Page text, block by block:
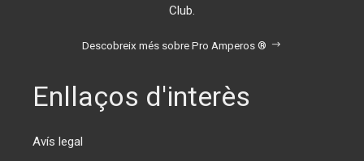
Club.
Descobreix més sobre Pro Amperos ®
Enllaços d'interès
Avís legal